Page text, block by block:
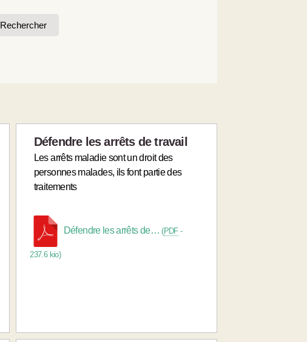
Rechercher
Défendre les arrêts de travail
Les arrêts maladie sont un droit des
personnes malades, ils font partie des
traitements
Défendre les arrêts de…(PDF-
237.6 kio)